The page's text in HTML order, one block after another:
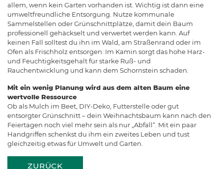
allem, wenn kein Garten vorhanden ist. Wichtig ist dann eine
umweltfreundliche Entsorgung. Nutze kommunale
Sammelstellen oder Grünschnittplätze, damit dein Baum
professionell gehäckselt und verwertet werden kann. Auf
keinen Fall solltest du ihn im Wald, am Straßenrand oder im
Ofen als Frischholz entsorgen: Im Kamin sorgt das hohe Harz-
und Feuchtigkeitsgehalt für starke Ruß- und
Rauchentwicklung und kann dem Schornstein schaden.
Mit ein wenig Planung wird aus dem alten Baum eine
wertvolle Ressource
Ob als Mulch im Beet, DIY-Deko, Futterstelle oder gut
entsorgter Grünschnitt – dein Weihnachtsbaum kann nach den
Feiertagen noch viel mehr sein als nur „Abfall“. Mit ein paar
Handgriffen schenkst du ihm ein zweites Leben und tust
gleichzeitig etwas für Umwelt und Garten.
ZURÜCK